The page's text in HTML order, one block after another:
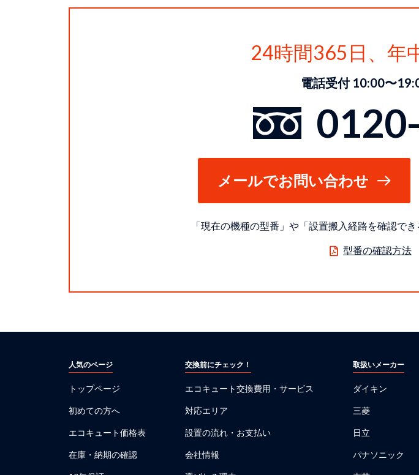
24時間365日、 年
電話受付 10:00〜
メールでお問い合わせ
「現在の機種の型番」や「設置搬入経路を確認で
型番の確認方法
人気のページ
トップページ
初めての方へ
エコキュート価格表
在庫・納期の確認
交換前にチェック！
エコキュート交換費用・サービス
対応エリア
設置の流れ・お支払い
会社情報
取扱いメーカー
ダイキン
三菱
日立
パナソニック